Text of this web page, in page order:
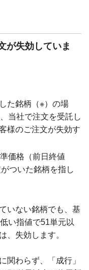
が失効していま
た銘柄（※）の場
当社で注文を受託し
様のご注文が失効す
価格（前日終値
ついた銘柄を指し
いない銘柄でも、基
い指値で51単元以
、失効します。
関わらず、「成行」